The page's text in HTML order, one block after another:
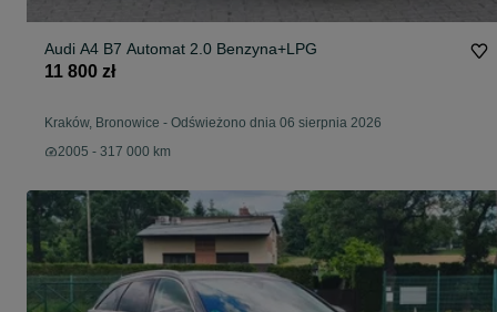
Audi A4 B7 Automat 2.0 Benzyna+LPG
11 800 zł
Kraków, Bronowice - Odświeżono dnia 06 sierpnia 2026
2005 - 317 000 km